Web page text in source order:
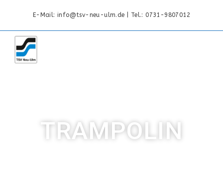
E-Mail: info@tsv-neu-ulm.de | Tel.: 0731-9807012
TRAMPOLIN